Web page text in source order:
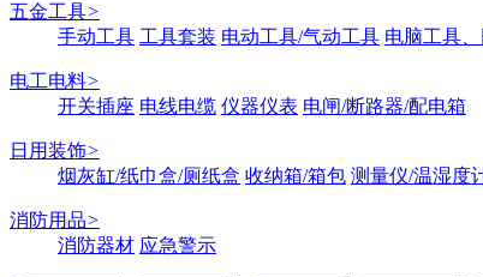
五金工具>
手动工具 工具套装 电动工具/气动工具 电脑工具
电工电料>
开关插座 电线电缆 仪器仪表 电闸/断路器/配电箱
日用装饰>
烟灰缸/纸巾盒/厕纸盒 收纳箱/箱包 测量仪/温湿度
消防用品>
消防器材 应急警示